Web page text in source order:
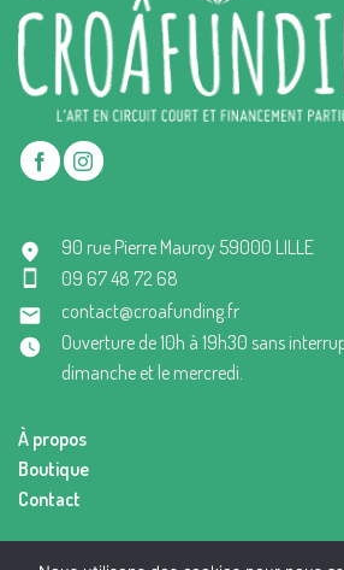
90 rue Pierre Mauroy 59000 LILLE
09 67 48 72 68
contact@croafunding.fr
Ouverture de 10h à 19h30 sans
dimanche et le mercredi.
À propos
Boutique
Contact